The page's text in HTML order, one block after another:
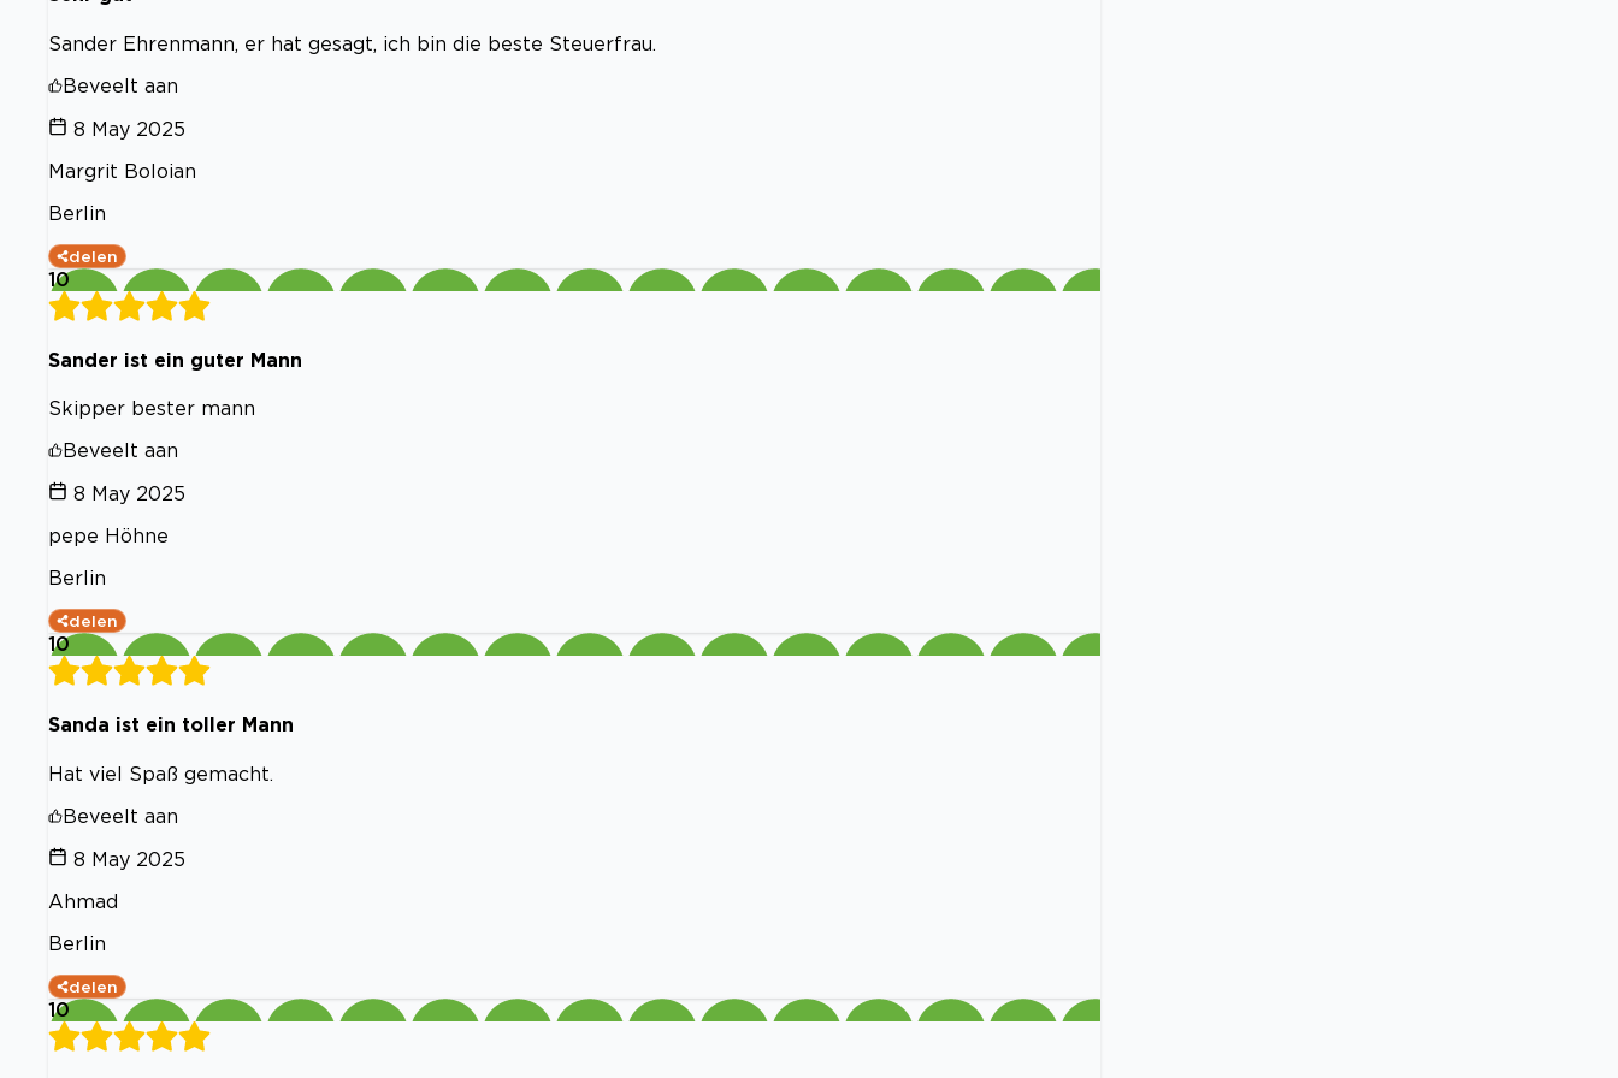
Sander Ehrenmann, er hat gesagt, ich bin die beste Steuerfrau.
Beveelt aan
8 May 2025
Margrit Boloian
Berlin
delen
10
Sander ist ein guter Mann
Skipper bester mann
Beveelt aan
8 May 2025
pepe Höhne
Berlin
delen
10
Sanda ist ein toller Mann
Hat viel Spaß gemacht.
Beveelt aan
8 May 2025
Ahmad
Berlin
delen
10